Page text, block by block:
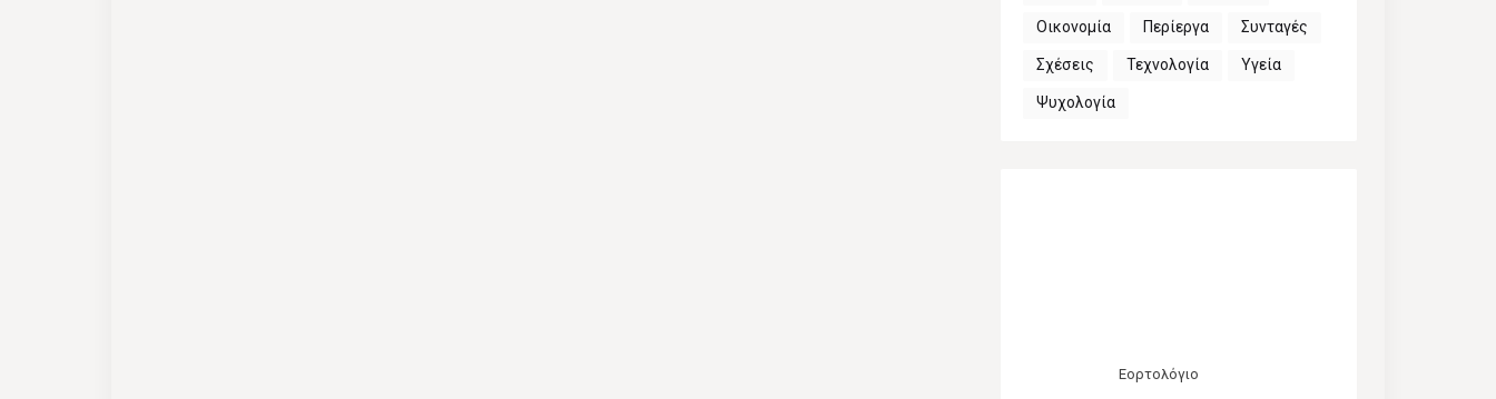
Οικονομία Περίεργα Συνταγές
Σχέσεις Τεχνολογία Υγεία
Ψυχολογία
Εορτολόγιο